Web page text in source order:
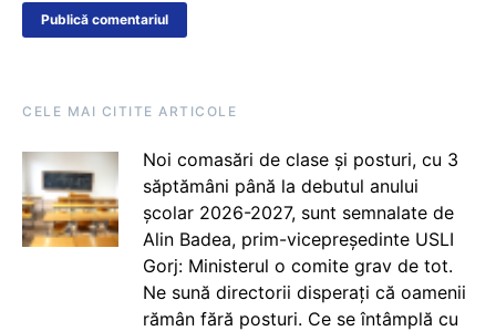
CELE MAI CITITE ARTICOLE
Noi comasări de clase și posturi, cu 3
săptămâni până la debutul anului
școlar 2026-2027, sunt semnalate de
Alin Badea, prim-vicepreședinte USLI
Gorj: Ministerul o comite grav de tot.
Ne sună directorii disperați că oamenii
rămân fără posturi. Ce se întâmplă cu